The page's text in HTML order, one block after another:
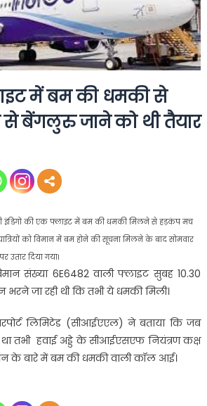
में बम की धमकी से
से बेंगलुरु जाने को थी तैयार
इंडिगो की एक फ्लाइट में बम की धमकी मिलने से हड़कंप मच
को विमान में बम होने की सूचना मिलने के बाद सोमवार
उतार दिया गया।
संख्या 6E6482 वाली फ्लाइट सुबह 10.30
जा रही थी कि तभी ये धमकी मिली।
लिमिटेड (सीआईएएल) ने बताया कि जब
तभी हवाई अड्डे के सीआईएसएफ नियंत्रण कक्ष
के बारे में बम की धमकी वाली कॉल आई।